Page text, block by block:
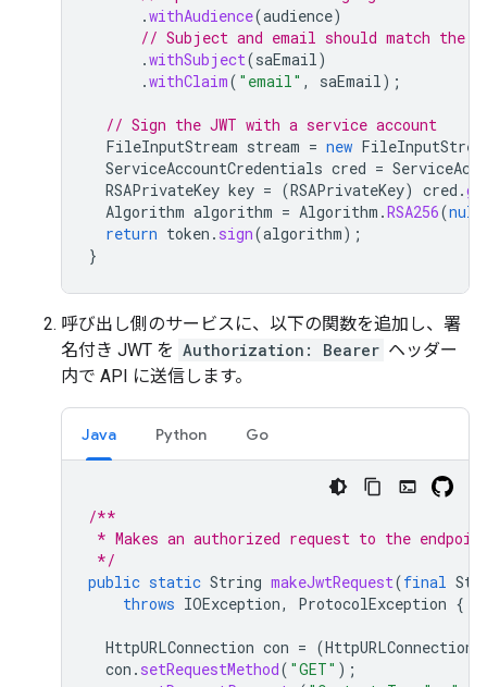
.withAudience(audience)
// Subject and email should match the
.withSubject(saEmail)
.withClaim( "email" , saEmail);
// Sign the JWT with a service account
FileInputStream stream = new
ServiceAccountCredentials cred =
RSAPrivateKey key = (RSAPrivateKey) cred .
Algorithm algorithm = Algorithm .RSA256(null
return token . sign(algorithm);
}
呼び出し側のサービスに、以下の関数を追加し、署
名付き JWT を Authorization: Bearer ヘッダー
内で API に送信します。
Java Python Go
/**
* Makes an authorized request to the
*/
public static String makeJwtRequest(final
throws IOException, ProtocolException {
HttpURLConnection con = (HttpURLConnection
con . setRequestMethod( "GET" );